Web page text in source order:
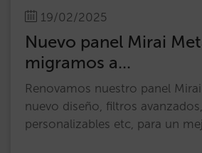
19/02/2025
Nuevo panel Mirai
migramos a...
Renovamos nuestro panel
nuevo diseño, filtros
personalizables etc, para un